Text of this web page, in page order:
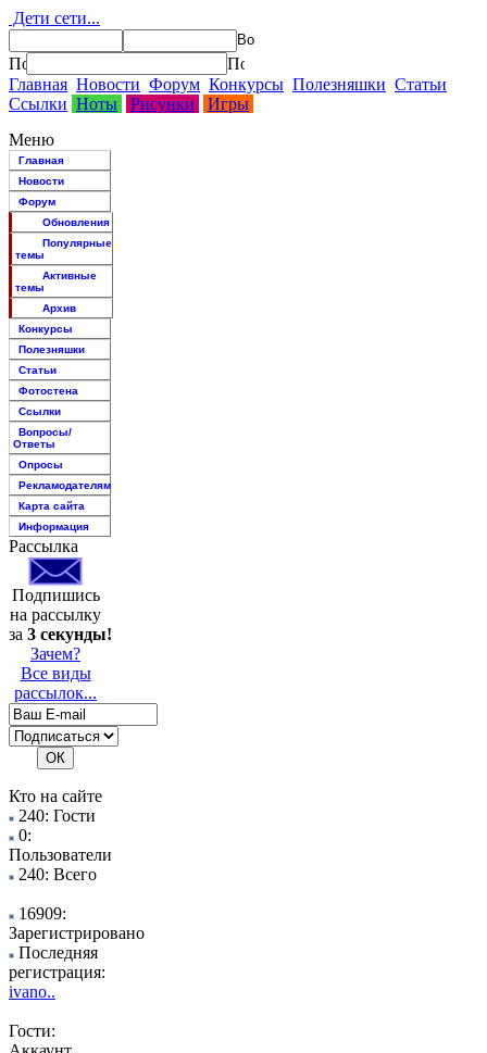
Дети сети...
Главная Новости Форум Конкурсы Полезняшки Статьи
Ссылки Ноты Рисунки
Игры
Меню
Главная
Новости
Форум
Обновления
Популярные
темы
Активные
темы
Архив
Конкурсы
Полезняшки
Статьи
Фотостена
Ссылки
Вопросы/
Ответы
Опросы
Рекламодателям
Карта сайта
Информация
Рассылка
Подпишись
на рассылку
за 3 секунды!
Зачем?
Все виды
рассылок...
Кто на сайте
240: Гости
0:
Пользователи
240: Всего
16909:
Зарегистрировано
Последняя
регистрация:
ivano..
Гости: